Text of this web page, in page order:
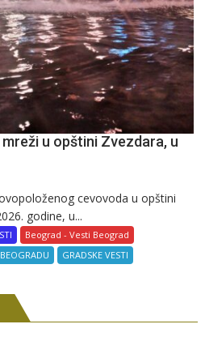
u opštini Zvezdara, u
cevovoda u opštini
godine, u...
Beograd - Vesti Beograd
GRADSKE VESTI